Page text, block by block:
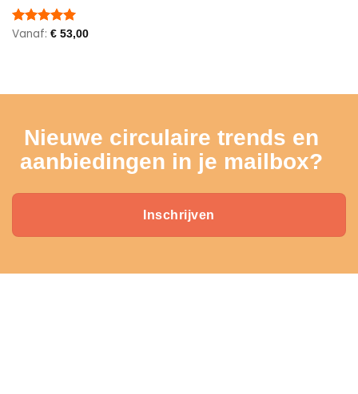
Gewaardeerd
Vanaf: €53,00
Nieuwe circulaire trends en
aanbiedingen in je mailbox?
Inschrijven